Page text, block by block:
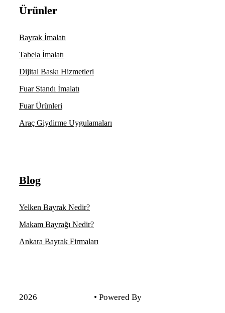
Ürünler
Bayrak İmalatı
Tabela İmalatı
Dijital Baskı Hizmetleri
Fuar Standı İmalatı
Fuar Ürünleri
Araç Giydirme Uygulamaları
Blog
Yelken Bayrak Nedir?
Makam Bayrağı Nedir?
Ankara Bayrak Firmaları
2026 • Powered By